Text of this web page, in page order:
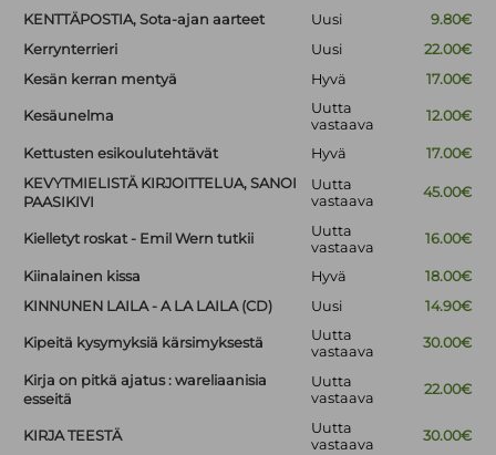
KENTTÄPOSTIA, Sota-ajan aarteet Uusi
9.80€
Kerrynterrieri
Uusi
22.00€
Kesän kerran mentyä
Hyvä 17.00€
Kesäunelma
Uutta
vastaava
12.00€
Kettusten esikoulutehtävät Hyvä
17.00€
KEVYTMIELISTÄ KIRJOITTELUA, SANOI
PAASIKIVI
Uutta
vastaava
45.00€
Kielletyt roskat - Emil Wern tutkii
Uutta
vastaava
16.00€
Kiinalainen kissa Hyvä
18.00€
KINNUNEN LAILA - A LA LAILA (CD)
Uusi 14.90€
Kipeitä kysymyksiä kärsimyksestä
Uutta
vastaava
30.00€
Kirja on pitkä ajatus : wareliaanisia
esseitä
Uutta
vastaava
22.00€
KIRJA TEESTÄ
Uutta
vastaava
30.00€